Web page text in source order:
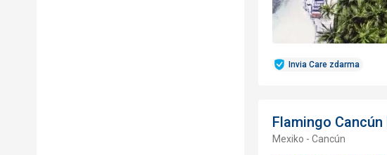
Invia Care zdarma
Flamingo
Mexiko - Cancún